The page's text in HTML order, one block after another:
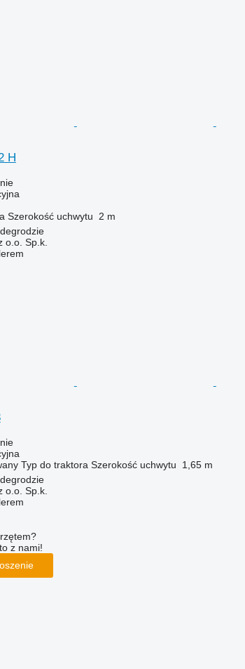
H
Szerokość uchwytu
2 m
o.o. Sp.k.
Typ do traktora Szerokość uchwytu
1,65 m
o.o. Sp.k.
z nami!